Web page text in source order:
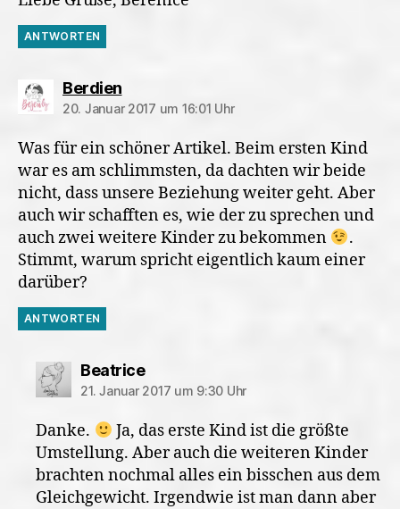
ANTWORTEN
Berdiensagt:
20. Januar 2017 um 16:01 Uhr
Was für ein schöner Artikel. Beim ersten Kind
war es am schlimmsten, da dachten wir beide
nicht, dass unsere Beziehung weiter geht. Aber
auch wir schafften es, wie der zu sprechen und
auch zwei weitere Kinder zu bekommen
.
Stimmt, warum spricht eigentlich kaum einer
darüber?
ANTWORTEN
Beatricesagt:
21. Januar 2017 um 9:30 Uhr
Danke.
Ja, das erste Kind ist die größte
Umstellung. Aber auch die weiteren Kinder
brachten nochmal alles ein bisschen aus dem
Gleichgewicht. Irgendwie ist man dann aber